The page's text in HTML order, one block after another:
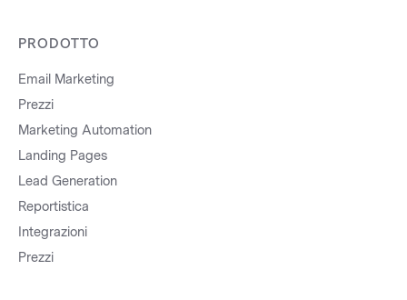
PRODOTTO
Email Marketing
Prezzi
Marketing Automation
Landing Pages
Lead Generation
Reportistica
Integrazioni
Prezzi